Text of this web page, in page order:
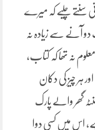
سنتے چلیے کہ میرے
آنے سے زیادہ نہ
نہ تھا کہ کتاب،
ہر چیز کی دکان
گھر والے پارک
اس میں کسی دوا